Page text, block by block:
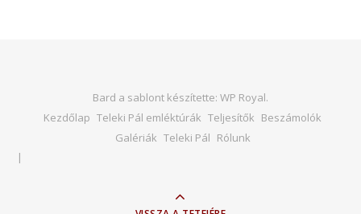
Bard a sablont készítette: WP Royal.
Kezdőlap Teleki Pál emléktúrák Teljesítők Beszámolók
Galériák Teleki Pál Rólunk